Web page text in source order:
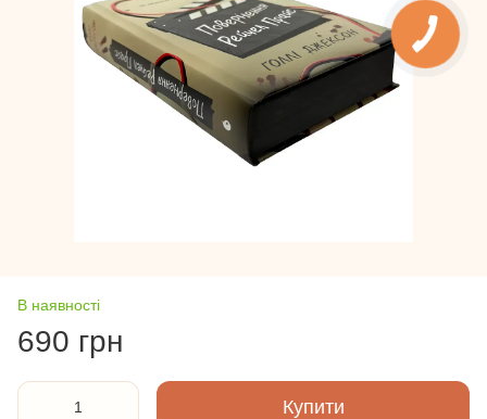
В наявності
690 грн
Купити